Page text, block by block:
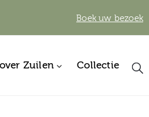
Boek uw bezoek
Zuilen Collectie